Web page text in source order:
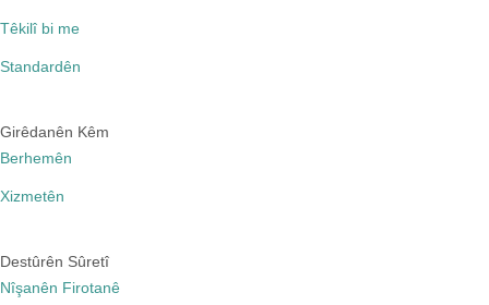
Têkilî bi me
Standardên
Girêdanên Kêm
Berhemên
Xizmetên
Destûrên Sûretî
Nîşanên Firotanê